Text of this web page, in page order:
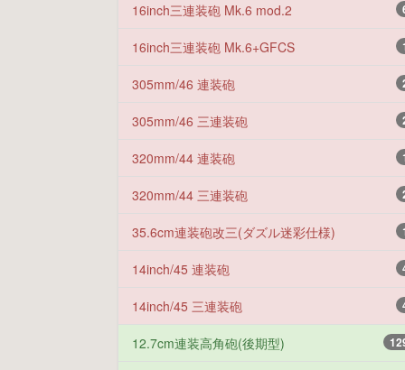
16inch三連装砲 Mk.6 mod.2
16inch三連装砲 Mk.6+GFCS
305mm/46 連装砲
305mm/46 三連装砲
320mm/44 連装砲
320mm/44 三連装砲
35.6cm連装砲改三(ダズル迷彩仕様)
14inch/45 連装砲
14inch/45 三連装砲
12.7cm連装高角砲(後期型)